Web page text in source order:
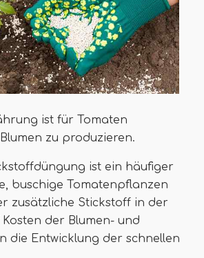
ist für Tomaten
zu produzieren.
ist ein häufiger
buschige Tomatenpflanzen
zusätzliche Stickstoff in der
der Blumen- und
die Entwicklung der schnellen